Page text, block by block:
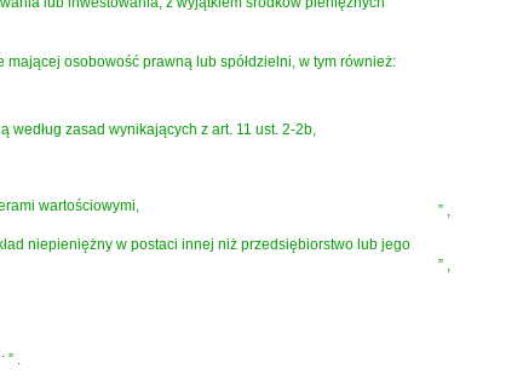
mającej osobowość prawną lub spółdzielni, w tym również:
zasad wynikających z art. 11 ust. 2-2b,
wartościowymi, ”
niepieniężny w postaci innej niż przedsiębiorstwo lub jego
” ,
”